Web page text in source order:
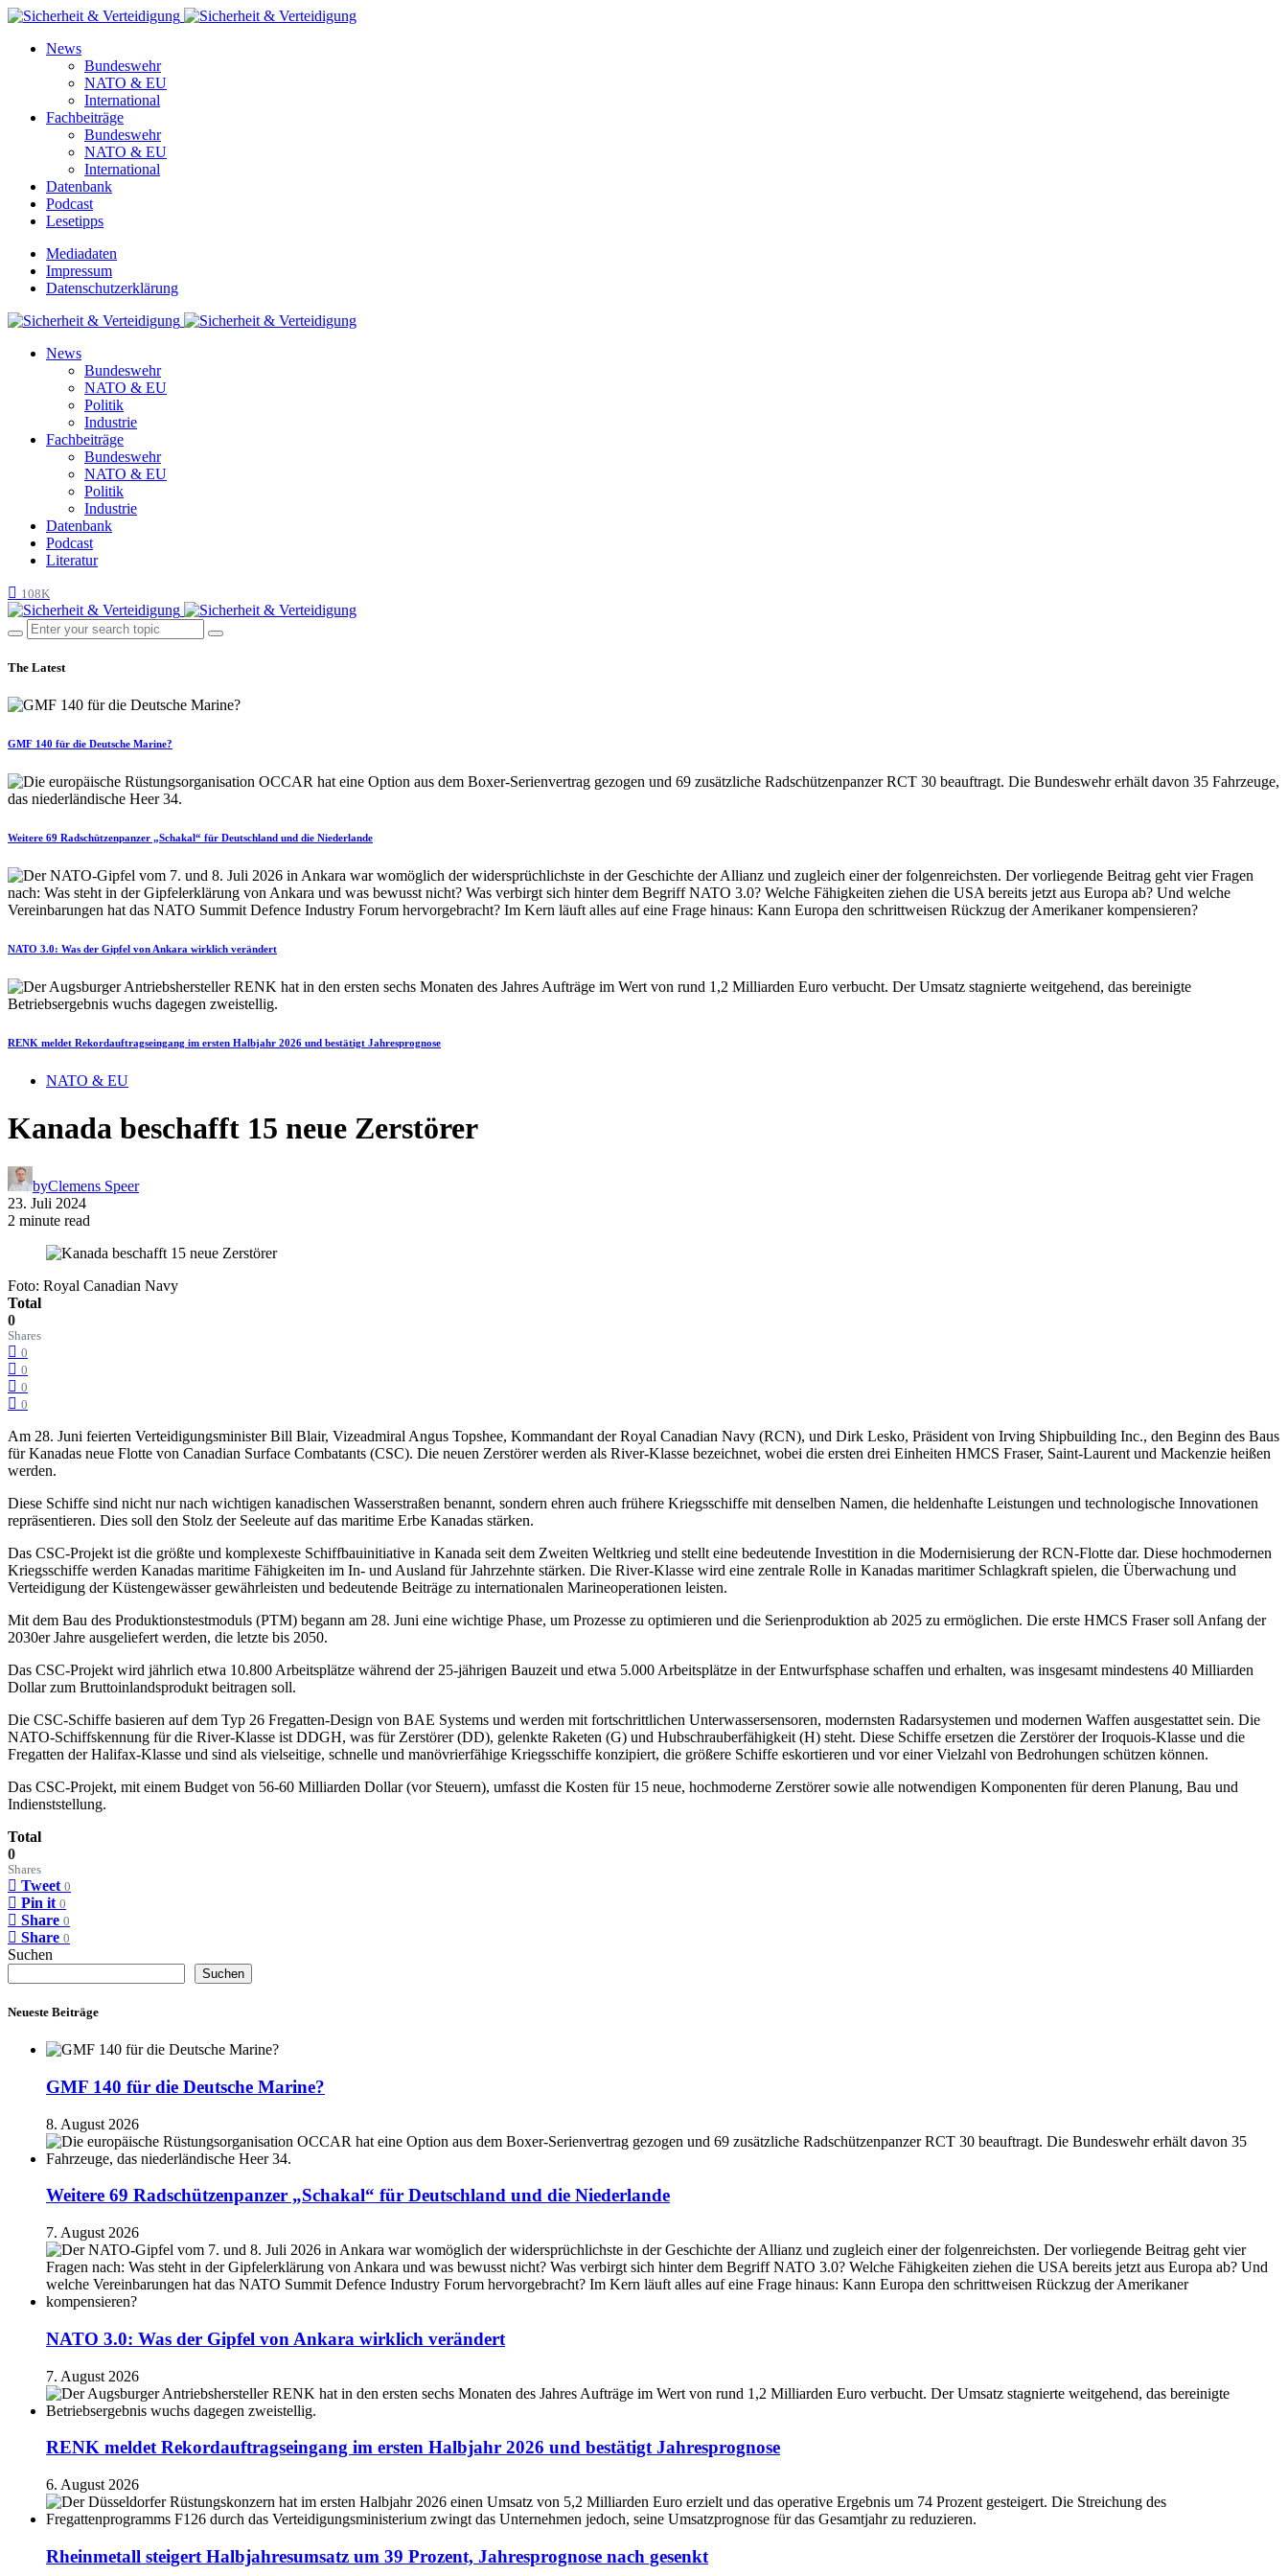
News
Bundeswehr
NATO & EU
International
Fachbeiträge
Bundeswehr
NATO & EU
International
Datenbank
Podcast
Lesetipps
Mediadaten
Impressum
Datenschutzerklärung
News
Bundeswehr
NATO & EU
Politik
Industrie
Fachbeiträge
Bundeswehr
NATO & EU
Politik
Industrie
Datenbank
Podcast
Literatur
108K
The Latest
GMF 140 für die Deutsche Marine?
Weitere 69 Radschützenpanzer „Schakal“ für Deutschland und die Niederlande
NATO 3.0: Was der Gipfel von Ankara wirklich verändert
RENK meldet Rekordauftragseingang im ersten Halbjahr 2026 und bestätigt Jahresprognose
NATO & EU
Kanada beschafft 15 neue Zerstörer
byClemens Speer
23. Juli 2024
2 minute read
Foto: Royal Canadian Navy
Total
0
Shares
0
0
0
0
Am 28. Juni feierten Verteidigungsminister Bill Blair, Vizeadmiral Angus Topshee, Kommandant der Royal Canadian Navy (RCN), und Dirk Lesko, Präsident von Irving Shipbuilding Inc., den Beginn des Baus
für Kanadas neue Flotte von Canadian Surface Combatants (CSC). Die neuen Zerstörer werden als River-Klasse bezeichnet, wobei die ersten drei Einheiten HMCS Fraser, Saint-Laurent und Mackenzie heißen
werden.
Diese Schiffe sind nicht nur nach wichtigen kanadischen Wasserstraßen benannt, sondern ehren auch frühere Kriegsschiffe mit denselben Namen, die heldenhafte Leistungen und technologische Innovationen
repräsentieren. Dies soll den Stolz der Seeleute auf das maritime Erbe Kanadas stärken.
Das CSC-Projekt ist die größte und komplexeste Schiffbauinitiative in Kanada seit dem Zweiten Weltkrieg und stellt eine bedeutende Investition in die Modernisierung der RCN-Flotte dar. Diese hochmodernen
Kriegsschiffe werden Kanadas maritime Fähigkeiten im In- und Ausland für Jahrzehnte stärken. Die River-Klasse wird eine zentrale Rolle in Kanadas maritimer Schlagkraft spielen, die Überwachung und
Verteidigung der Küstengewässer gewährleisten und bedeutende Beiträge zu internationalen Marineoperationen leisten.
Mit dem Bau des Produktionstestmoduls (PTM) begann am 28. Juni eine wichtige Phase, um Prozesse zu optimieren und die Serienproduktion ab 2025 zu ermöglichen. Die erste HMCS Fraser soll Anfang der
2030er Jahre ausgeliefert werden, die letzte bis 2050.
Das CSC-Projekt wird jährlich etwa 10.800 Arbeitsplätze während der 25-jährigen Bauzeit und etwa 5.000 Arbeitsplätze in der Entwurfsphase schaffen und erhalten, was insgesamt mindestens 40 Milliarden
Dollar zum Bruttoinlandsprodukt beitragen soll.
Die CSC-Schiffe basieren auf dem Typ 26 Fregatten-Design von BAE Systems und werden mit fortschrittlichen Unterwassersensoren, modernsten Radarsystemen und modernen Waffen ausgestattet sein. Die
NATO-Schiffskennung für die River-Klasse ist DDGH, was für Zerstörer (DD), gelenkte Raketen (G) und Hubschrauberfähigkeit (H) steht. Diese Schiffe ersetzen die Zerstörer der Iroquois-Klasse und die
Fregatten der Halifax-Klasse und sind als vielseitige, schnelle und manövrierfähige Kriegsschiffe konzipiert, die größere Schiffe eskortieren und vor einer Vielzahl von Bedrohungen schützen können.
Das CSC-Projekt, mit einem Budget von 56-60 Milliarden Dollar (vor Steuern), umfasst die Kosten für 15 neue, hochmoderne Zerstörer sowie alle notwendigen Komponenten für deren Planung, Bau und
Indienststellung.
Total
0
Shares
Tweet 0
Pin it 0
Share 0
Share 0
Suchen
Suchen
Neueste Beiträge
GMF 140 für die Deutsche Marine?
8. August 2026
Weitere 69 Radschützenpanzer „Schakal“ für Deutschland und die Niederlande
7. August 2026
NATO 3.0: Was der Gipfel von Ankara wirklich verändert
7. August 2026
RENK meldet Rekordauftragseingang im ersten Halbjahr 2026 und bestätigt Jahresprognose
6. August 2026
Rheinmetall steigert Halbjahresumsatz um 39 Prozent, Jahresprognose nach gesenkt